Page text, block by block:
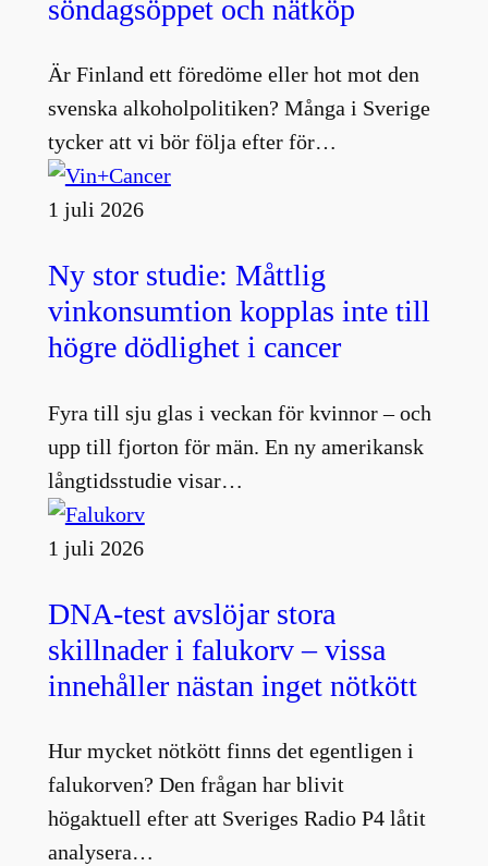
söndagsöppet och nätköp
Är Finland ett föredöme eller hot mot den
svenska alkoholpolitiken? Många i Sverige
tycker att vi bör följa efter för…
1 juli 2026
Ny stor studie: Måttlig
vinkonsumtion kopplas inte till
högre dödlighet i cancer
Fyra till sju glas i veckan för kvinnor – och
upp till fjorton för män. En ny amerikansk
långtidsstudie visar…
1 juli 2026
DNA-test avslöjar stora
skillnader i falukorv – vissa
innehåller nästan inget nötkött
Hur mycket nötkött finns det egentligen i
falukorven? Den frågan har blivit
högaktuell efter att Sveriges Radio P4 låtit
analysera…